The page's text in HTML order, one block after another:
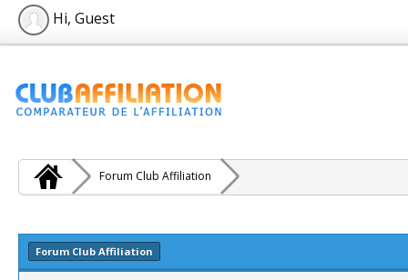
Hi, Guest
Forum Club Affiliation
Forum Club Affiliation